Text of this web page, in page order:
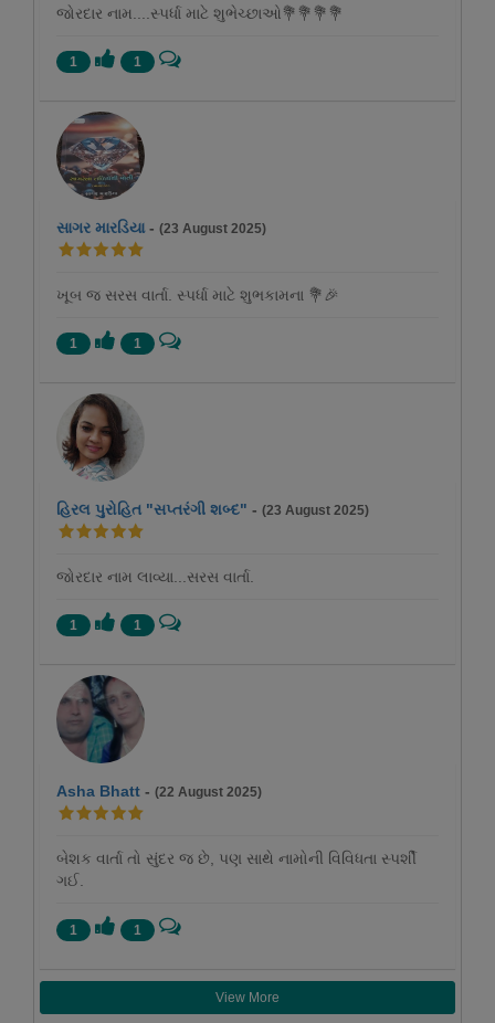
જોરદાર નામ....સ્પર્ધા માટે શુભેચ્છાઓ💐💐💐💐
1 1
સાગર મારડિયા- (23 August 2025)
ખૂબ જ સરસ વાર્તા. સ્પર્ધા માટે શુભકામના 💐🎉
1 1
હિરલ પુરોહિત "સપ્તરંગી શબ્દ" - (23 August 2025)
જોરદાર નામ લાવ્યા...સરસ વાર્તા.
1 1
Asha Bhatt - (22 August 2025)
બેશક વાર્તા તો સુંદર જ છે, પણ સાથે નામોની વિવિધતા સ્પર્શી
ગઈ.
1 1
View More